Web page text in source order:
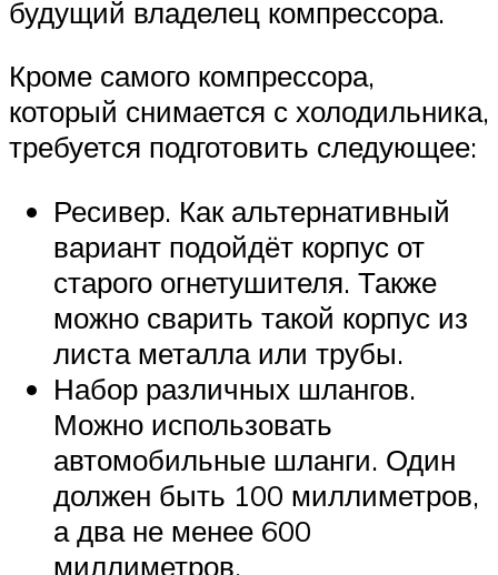
будущий владелец компрессора.
Кроме самого компрессора,
который снимается с холодильника,
требуется подготовить следующее:
Ресивер. Как альтернативный
вариант подойдёт корпус от
старого огнетушителя. Также
можно сварить такой корпус из
листа металла или трубы.
Набор различных шлангов.
Можно использовать
автомобильные шланги. Один
должен быть 100 миллиметров,
а два не менее 600
миллиметров.